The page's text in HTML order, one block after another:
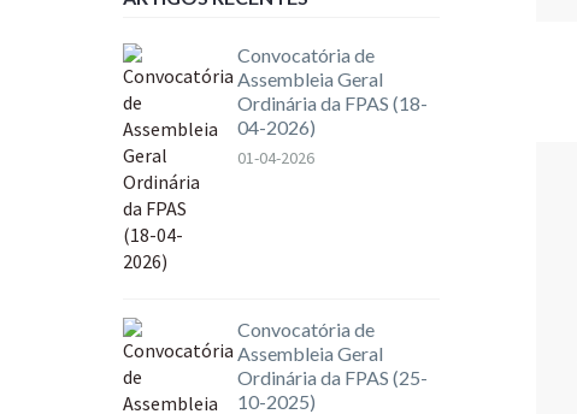
Convocatória de
Assembleia Geral
Ordinária da FPAS (18-
04-2026)
01-04-2026
Convocatória de
Assembleia Geral
Ordinária da FPAS (25-
10-2025)